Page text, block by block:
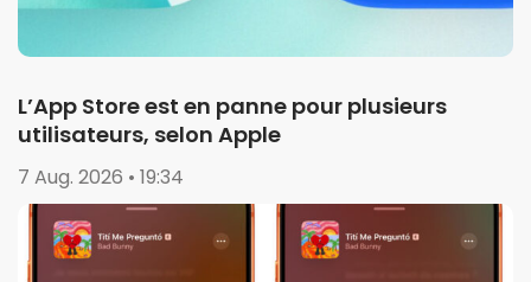
L’App Store est en panne pour plusieurs
utilisateurs, selon Apple
7 Aug. 2026 • 19:34